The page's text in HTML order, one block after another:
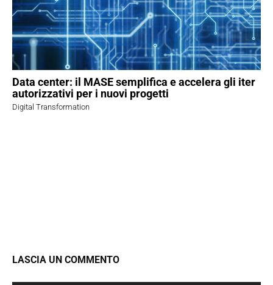
Data center: il MASE semplifica e accelera gli iter
autorizzativi per i nuovi progetti
Digital Transformation
LASCIA UN COMMENTO